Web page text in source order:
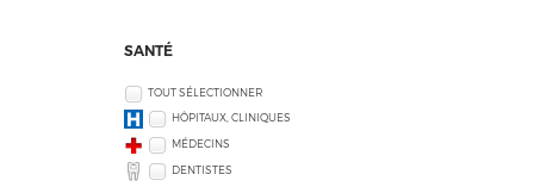
SANTÉ
TOUT SÉLECTIONNER
HÔPITAUX, CLINIQUES
MÉDECINS
DENTISTES